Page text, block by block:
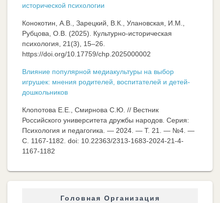
исторической психологии
Конокотин, А.В., Зарецкий, В.К., Улановская, И.М.,
Рубцова, О.В. (2025). Культурно-историческая
психология, 21(3), 15–26.
https://doi.org/10.17759/chp.2025000002
Влияние популярной медиакультуры на выбор
игрушек: мнения родителей, воспитателей и детей-
дошкольников
Клопотова Е.Е., Смирнова С.Ю. // Вестник
Российского университета дружбы народов. Серия:
Психология и педагогика. — 2024. — Т. 21. — №4. —
C. 1167-1182. doi: 10.22363/2313-1683-2024-21-4-
1167-1182
Головная Организация